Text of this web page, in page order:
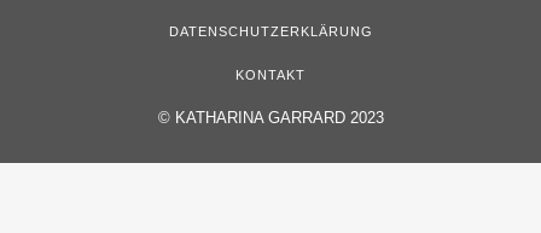
DATENSCHUTZERKLÄRUNG
KONTAKT
© KATHARINA GARRARD 2023